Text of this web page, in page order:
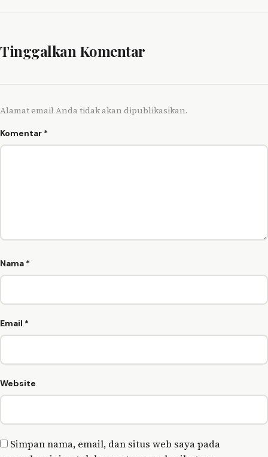
Tinggalkan Komentar
Alamat email Anda tidak akan dipublikasikan.
Komentar *
Nama *
Email *
Website
Simpan nama, email, dan situs web saya pada